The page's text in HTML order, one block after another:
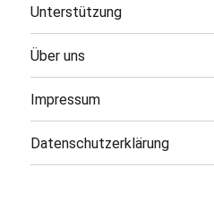
Unterstützung
Über uns
Impressum
Datenschutzerklärung